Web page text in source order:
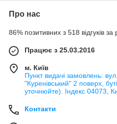
Про нас
86% позитивних з 518 відгуків за
Працює з 25.03.2016
м. Київ
Пункт видачі замовлень:
"Куренівський" 2 поверх,
уточнюйте). Індекс 04073,
Контакти